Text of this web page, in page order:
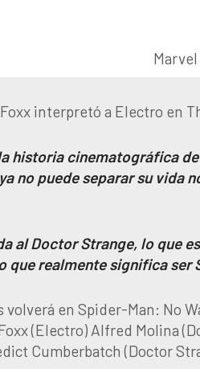
interpretó a Electro en
historia cinematográfica
no puede separar su vida
al Doctor Strange, lo que
que realmente significa ser
volverá en Spider-Man: No
(Electro) Alfred Molina
Cumberbatch (Doctor